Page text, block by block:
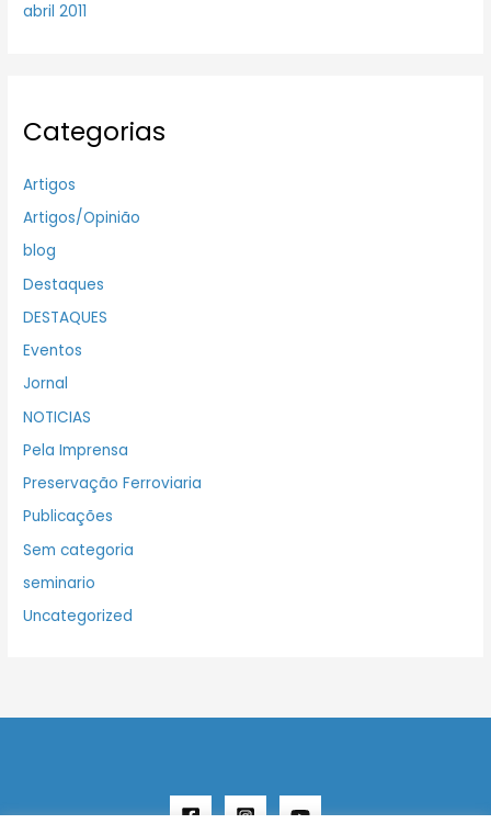
abril 2011
Categorias
Artigos
Artigos/Opinião
blog
Destaques
DESTAQUES
Eventos
Jornal
NOTICIAS
Pela Imprensa
Preservação Ferroviaria
Publicações
Sem categoria
seminario
Uncategorized